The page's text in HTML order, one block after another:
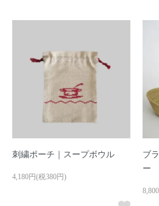
刺繍ポーチ｜スープボウル
4,180円(税380円)
ブ
ー